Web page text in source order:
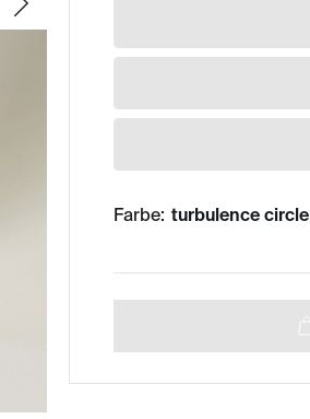
Farbe: turbulence circle